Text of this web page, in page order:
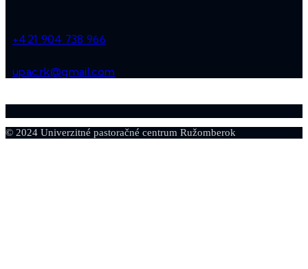
+421 904 738 966
upac.rk@gmail.com
© 2024 Univerzitné pastoračné centrum Ružomberok